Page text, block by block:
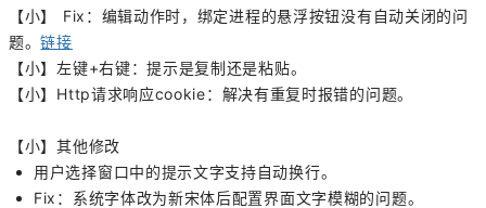
【小】 Fix：编辑动作时，绑定进程的悬浮按钮没有自动关闭的问
题。链接
【小】左键+右键：提示是复制还是粘贴。
【小】Http请求响应cookie：解决有重复时报错的问题。
【小】其他修改
用户选择窗口中的提示文字支持自动换行。
Fix：系统字体改为新宋体后配置界面文字模糊的问题。